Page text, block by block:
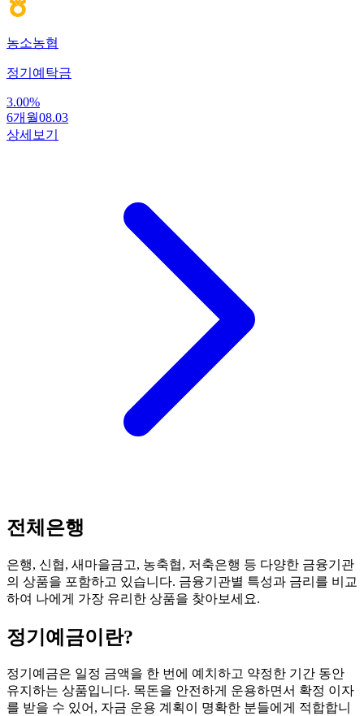
농소농협
정기예탁금
3.00%
6개월08.03
상세보기
전체은행
은행, 신협, 새마을금고, 농축협, 저축은행 등 다양한 금융기관
의 상품을 포함하고 있습니다. 금융기관별 특성과 금리를 비교
하여 나에게 가장 유리한 상품을 찾아보세요.
정기예금이란?
정기예금은 일정 금액을 한 번에 예치하고 약정한 기간 동안
유지하는 상품입니다. 목돈을 안전하게 운용하면서 확정 이자
를 받을 수 있어, 자금 운용 계획이 명확한 분들에게 적합합니